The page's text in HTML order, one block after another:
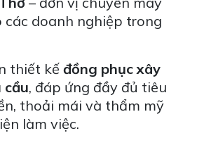
các doanh nghiệp trong
thiết kế đồng phục xây
cầu, đáp ứng đầy đủ tiêu
thoải mái và thẩm mỹ
làm việc.